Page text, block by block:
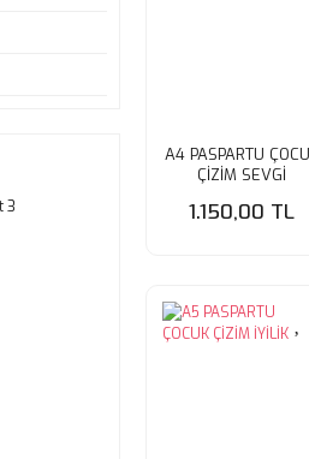
A4 PASPARTU
ÇİZİM SEVGİ
1.150,00 TL